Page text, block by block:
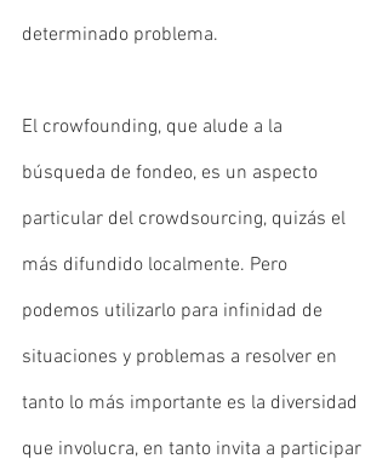
determinado problema.
El crowfounding, que alude a la
búsqueda de fondeo, es un aspecto
particular del crowdsourcing, quizás el
más difundido localmente. Pero
podemos utilizarlo para infinidad de
situaciones y problemas a resolver en
tanto lo más importante es la diversidad
que involucra, en tanto invita a participar